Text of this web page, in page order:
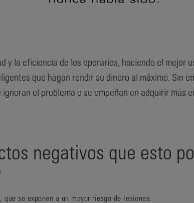
y la eficiencia de los operarios, haciendo el mejor
que hagan rendir su dinero al máximo. Sin
el problema o se empeñan en adquirir más
negativos que esto
que se exponen a un mayor riesgo de lesiones